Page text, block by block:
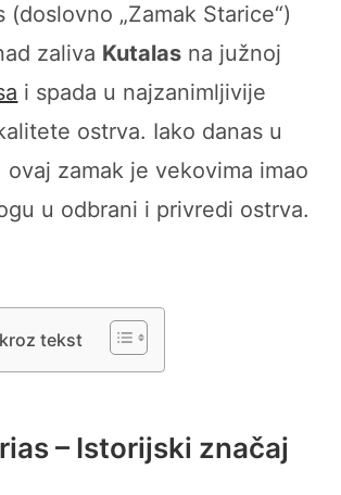
(doslovno „Zamak Starice“)
zaliva Kutalas na južnoj
i spada u najzanimljivije
ostrva. Iako danas u
ovaj zamak je vekovima imao
u odbrani i privredi ostrva.
tekst
– Istorijski značaj